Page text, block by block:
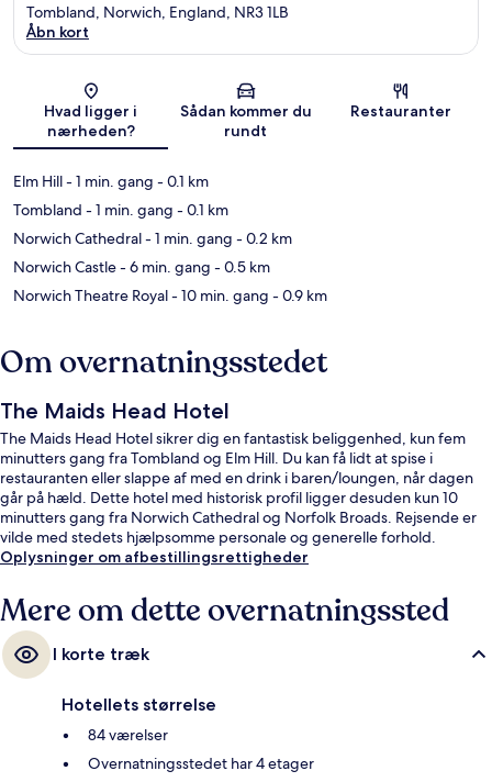
Kort
Tombland, Norwich, England, NR3 1LB
Åbn kort
Hvad ligger i
nærheden?
Sådan kommer du
rundt
Restauranter
Elm Hill- 1 min. gang - 0.1 km
Tombland - 1 min. gang - 0.1 km
Norwich Cathedral- 1 min. gang - 0.2 km
Norwich Castle- 6 min. gang - 0.5 km
Norwich Theatre Royal- 10 min. gang - 0.9 km
Om overnatningsstedet
The Maids Head Hotel
The Maids Head Hotel sikrer dig en fantastisk beliggenhed, kun fem
minutters gang fra Tombland og Elm Hill. Du kan få lidt at spise i
restauranten eller slappe af med en drink i baren/loungen, når dagen
går på hæld. Dette hotel med historisk profil ligger desuden kun 10
minutters gang fra Norwich Cathedral og Norfolk Broads. Rejsende er
vilde med stedets hjælpsomme personale og generelle forhold.
Oplysninger om afbestillingsrettigheder
Mere om dette overnatningssted
I korte træk
Hotellets størrelse
84 værelser
Overnatningsstedet har 4 etager